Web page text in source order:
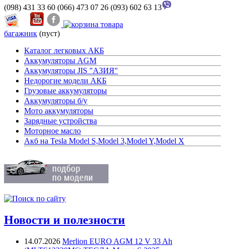
(098) 431 33 60 (066) 473 07 26 (093) 602 63 13
багажник (пуст)
Каталог легковых АКБ
Аккумуляторы AGM
Аккумуляторы JIS "АЗИЯ"
Недорогие модели АКБ
Грузовые аккумуляторы
Аккумуляторы б/у
Мото аккумуляторы
Зарядные устройства
Моторное масло
Акб на Tesla Model S,Model 3,Model Y,Model X
Новости и полезности
14.07.2026 Merlion EURO AGM 12 V 33 Ah